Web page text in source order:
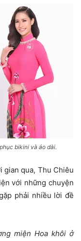
bikini và áo dài.
gian qua, Thu Chiêu
với những chuyện
phải nhiều lời đề
miện Hoa khôi ở